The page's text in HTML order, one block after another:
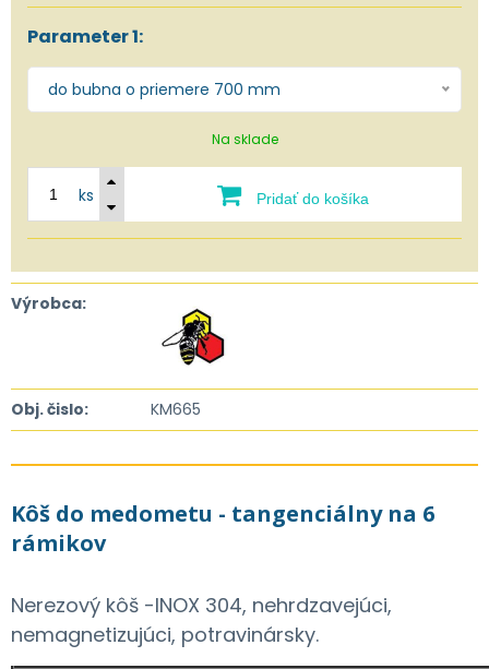
Parameter 1:
do bubna o priemere 700 mm
Na sklade
ks Pridať do košíka
Výrobca:
Obj. čislo: KM665
Kôš do medometu - tangenciálny na 6
rámikov
Nerezový kôš -INOX 304, nehrdzavejúci,
nemagnetizujúci, potravinársky.